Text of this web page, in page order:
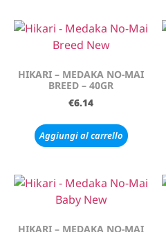
HIKARI – MEDAKA NO-MAI
BREED – 40GR
€6.14
Aggiungi al carrello
HIKARI – MEDAKA NO-MAI